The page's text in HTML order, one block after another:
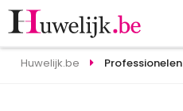
Huwelijk.be Professionelen